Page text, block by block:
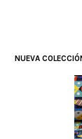
NUEVA